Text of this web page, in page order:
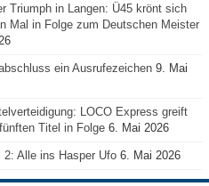
Triumph in Langen: Ü45 krönt sich
Mal in Folge zum Deutschen Meister
ein Ausrufezeichen 9. Mai
LOCO Express greift
Titel in Folge 6. Mai 2026
2: Alle ins Hasper Ufo 6. Mai 2026